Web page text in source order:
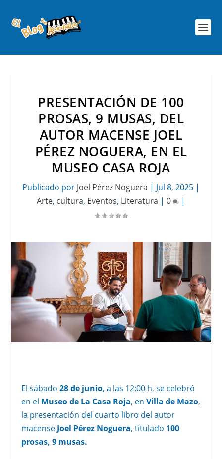
PRESENTACIÓN DE 100
PROSAS, 9 MUSAS, DEL
AUTOR MACENSE JOEL
PÉREZ NOGUERA, EN EL
MUSEO CASA ROJA
Publicado por Joel Pérez Noguera | Jul 8, 2025 |
Arte, cultura, Eventos, Literatura | 0 |
El sábado 28 de junio, a las 12:00 h, se celebró
en el Museo de La Casa Roja, en Villa de Mazo,
la presentación del cuarto libro del autor
macense Joel Pérez Noguera, titulado 100
prosas, 9 musas.